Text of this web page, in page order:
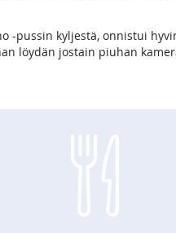
-pussin kyljestä, onnistui
löydän jostain piuhan